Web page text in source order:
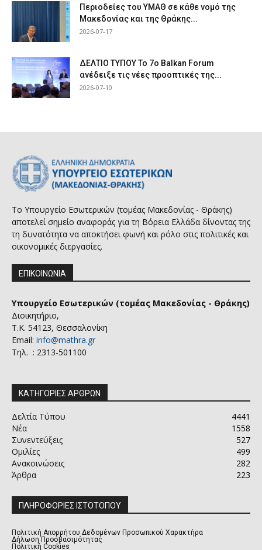
Περιοδείες του ΥΜΑΘ σε κάθε νομό της
Μακεδονίας και της Θράκης...
2026-07-17
ΔΕΛΤΙΟ ΤΥΠΟΥ Το 7ο Balkan Forum
ανέδειξε τις νέες προοπτικές της...
2026-07-10
Το Υπουργείο Εσωτερικών (τομέας Μακεδονίας - Θράκης)
αποτελεί σημείο αναφοράς για τη Βόρεια Ελλάδα δίνοντας της
τη δυνατότητα να αποκτήσει φωνή και ρόλο στις πολιτικές και
οικονομικές διεργασίες.
ΕΠΙΚΟΙΝΩΝΙΑ
Υπουργείο Εσωτερικών (τομέας Μακεδονίας - Θράκης)
Διοικητήριο,
Τ.Κ. 54123, Θεσσαλονίκη
Email: info@mathra.gr
Τηλ. : 2313-501100
ΚΑΤΗΓΟΡΙΕΣ ΑΡΘΡΩΝ
Δελτία Τύπου
4441
Νέα
1558
Συνεντεύξεις
527
Ομιλίες
499
Ανακοινώσεις
282
Άρθρα
223
ΠΛΗΡΟΦΟΡΙΕΣ ΙΣΤΟΤΟΠΟΥ
Πολιτική Απορρήτου Δεδομένων Προσωπικού Χαρακτήρα
Δήλωση Προσβασιμότητας
Πολιτική Cookies